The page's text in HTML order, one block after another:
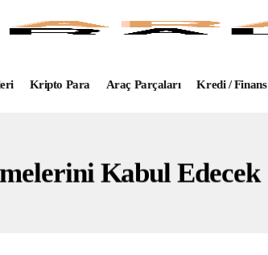
Kripto Para Araç Parçaları Kredi / Finans
Kabul Edecek